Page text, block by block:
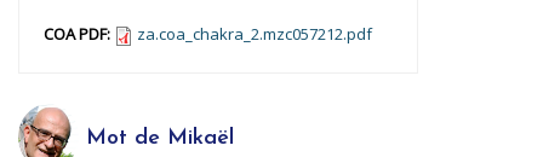
COA PDF: za.coa_chakra_2.mzc057212.pdf
Mot de Mikaël